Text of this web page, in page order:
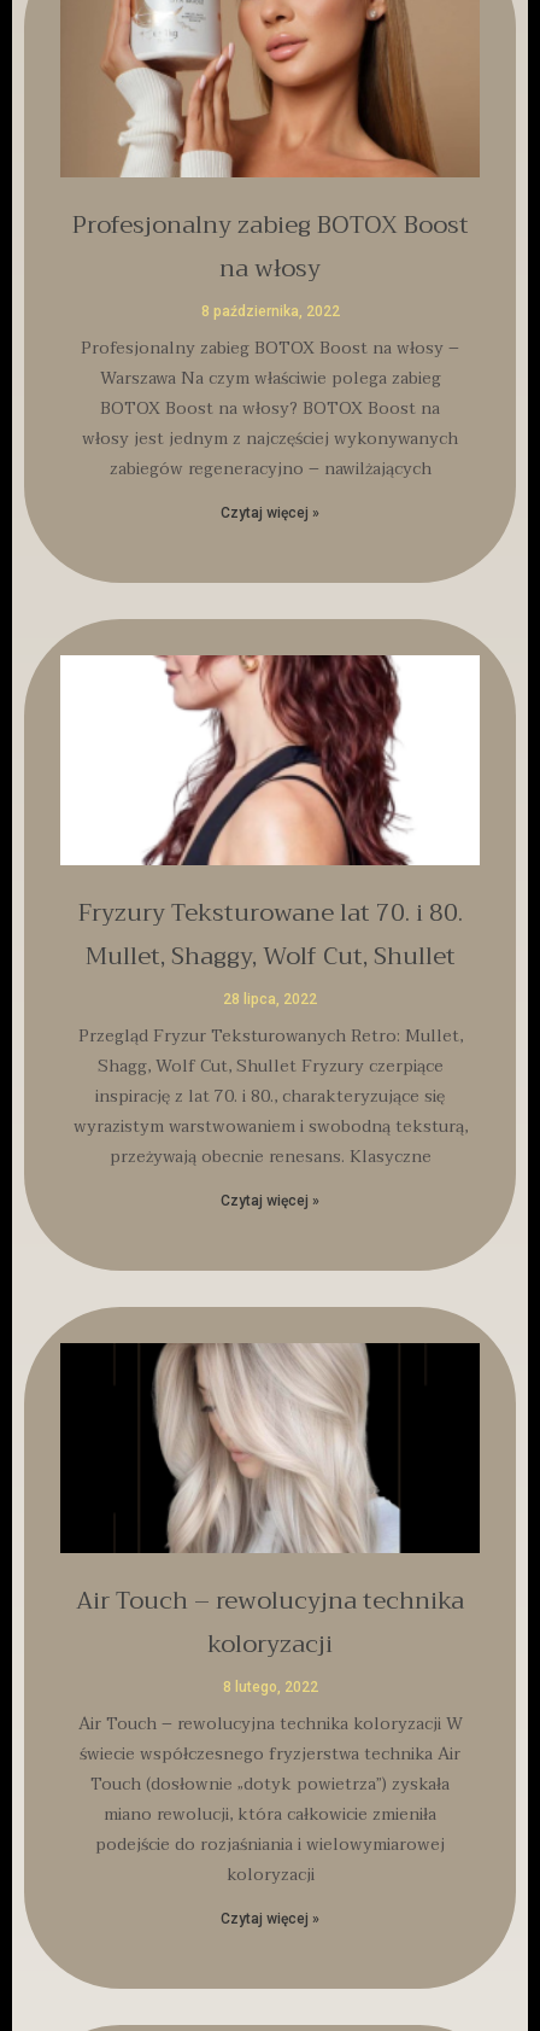
Profesjonalny zabieg BOTOX Boost
na włosy
8 października, 2022
Profesjonalny zabieg BOTOX Boost na włosy –
Warszawa Na czym właściwie polega zabieg
BOTOX Boost na włosy? BOTOX Boost na
włosy jest jednym z najczęściej wykonywanych
zabiegów regeneracyjno – nawilżających
Czytaj więcej »
Fryzury Teksturowane lat 70. i 80.
Mullet, Shaggy, Wolf Cut, Shullet
28 lipca, 2022
Przegląd Fryzur Teksturowanych Retro: Mullet,
Shagg, Wolf Cut, Shullet Fryzury czerpiące
inspirację z lat 70. i 80., charakteryzujące się
wyrazistym warstwowaniem i swobodną teksturą,
przeżywają obecnie renesans. Klasyczne
Czytaj więcej »
Air Touch – rewolucyjna technika
koloryzacji
8 lutego, 2022
Air Touch – rewolucyjna technika koloryzacji W
świecie współczesnego fryzjerstwa technika Air
Touch (dosłownie „dotyk powietrza”) zyskała
miano rewolucji, która całkowicie zmieniła
podejście do rozjaśniania i wielowymiarowej
koloryzacji
Czytaj więcej »